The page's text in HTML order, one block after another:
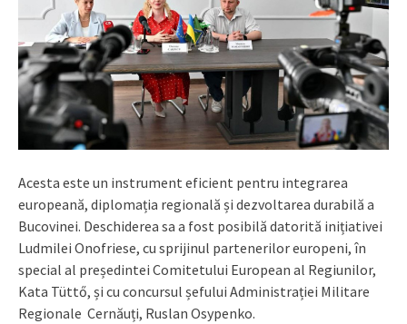
Acesta este un instrument eficient pentru integrarea
europeană, diplomația regională și dezvoltarea durabilă a
Bucovinei. Deschiderea sa a fost posibilă datorită inițiativei
Ludmilei Onofriese, cu sprijinul partenerilor europeni, în
special al președintei Comitetului European al Regiunilor,
Kata Tüttő, și cu concursul șefului Administrației Militare
Regionale Cernăuți, Ruslan Osypenko.